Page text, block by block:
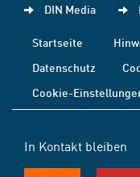
DIN Media
Startseite
Datenschutz
Cookie-
In Kontakt bleiben